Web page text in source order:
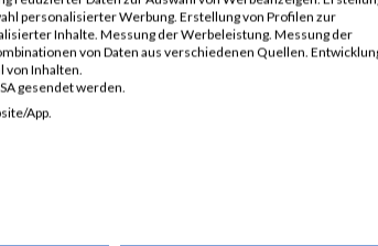
Büschking GER
Wolf GER
Czarnecki
personalisierter Werbung. Erstellung von Profilen zur
Inhalte. Messung der Werbeleistung. Messung der
von Daten aus verschiedenen Quellen.
von Inhalten.
gesendet werden.
App.